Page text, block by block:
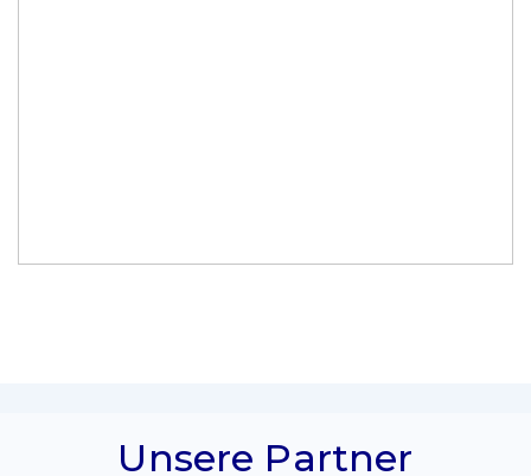
Unsere Partner